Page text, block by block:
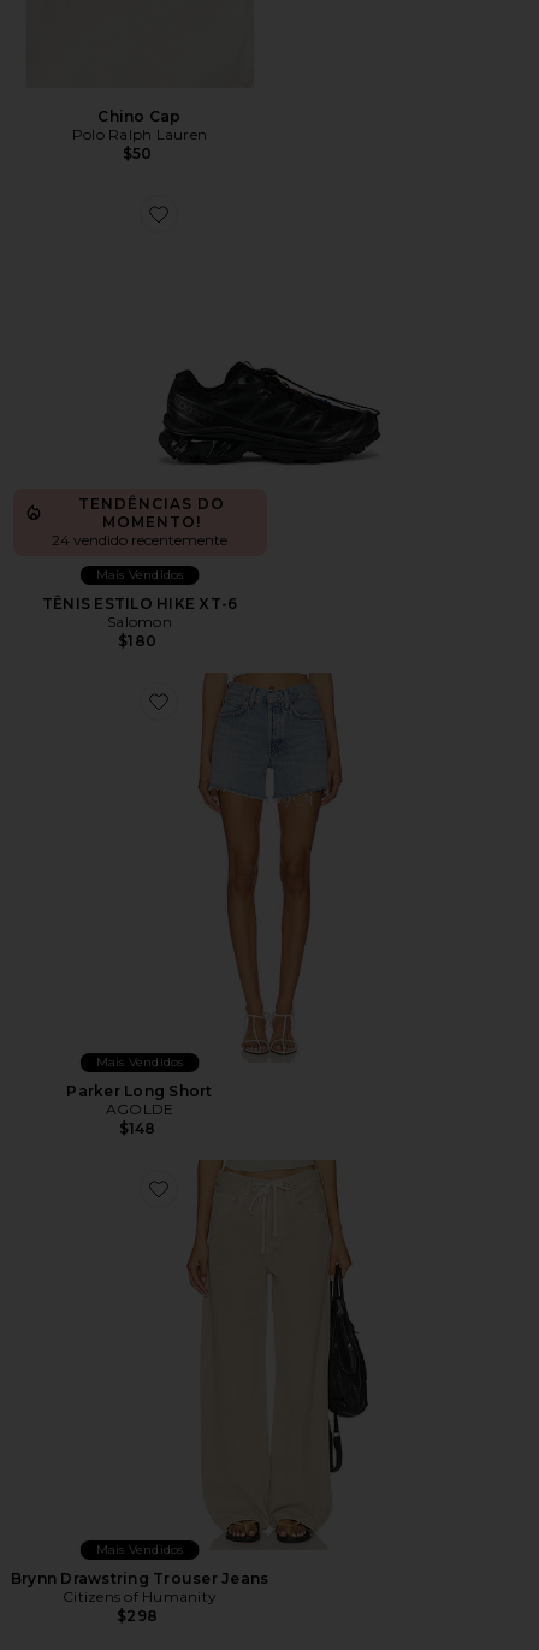
Chino Cap
Polo Ralph Lauren
$50
Favorite TÊNIS ESTILO HIKE XT-6
TENDÊNCIAS DO
MOMENTO!
24 vendido recentemente
Mais Vendidos
TÊNIS ESTILO HIKE XT-6
Salomon
$180
Favorite Parker Long Short
Mais Vendidos
Parker Long Short
AGOLDE
$148
Favorite Brynn Drawstring Trouser Jeans
Mais Vendidos
Brynn Drawstring Trouser Jeans
Citizens of Humanity
$298